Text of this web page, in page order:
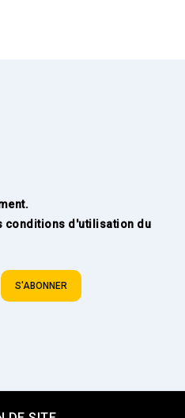
conditions d'utilisation du
S'ABONNER